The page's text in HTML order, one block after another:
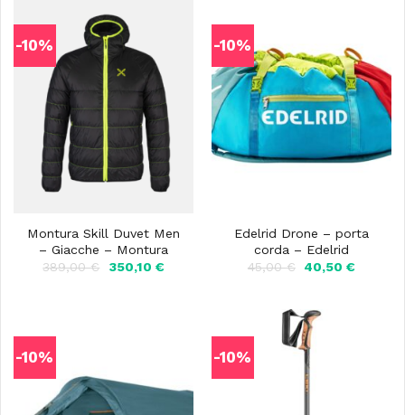
-10%
Montura Skill Duvet Men
– Giacche – Montura
389,00€
Il
350,10 €Il
-10%
Edelrid Drone – porta
corda – Edelrid
45,00€
Il
45,00 €.
40,50€Il
-10% -10%